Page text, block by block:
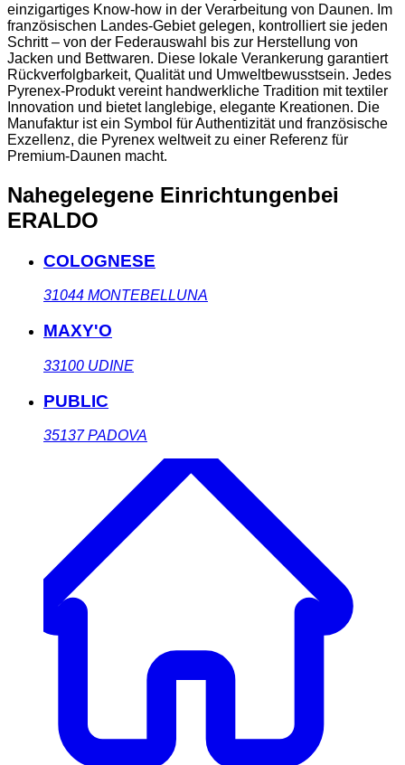
einzigartiges Know-how in der Verarbeitung von Daunen. Im
französischen Landes-Gebiet gelegen, kontrolliert sie jeden
Schritt – von der Federauswahl bis zur Herstellung von
Jacken und Bettwaren. Diese lokale Verankerung garantiert
Rückverfolgbarkeit, Qualität und Umweltbewusstsein. Jedes
Pyrenex-Produkt vereint handwerkliche Tradition mit textiler
Innovation und bietet langlebige, elegante Kreationen. Die
Manufaktur ist ein Symbol für Authentizität und französische
Exzellenz, die Pyrenex weltweit zu einer Referenz für
Premium-Daunen macht.
Nahegelegene Einrichtungenbei
ERALDO
COLOGNESE
31044 MONTEBELLUNA
MAXY'O
33100 UDINE
PUBLIC
35137 PADOVA